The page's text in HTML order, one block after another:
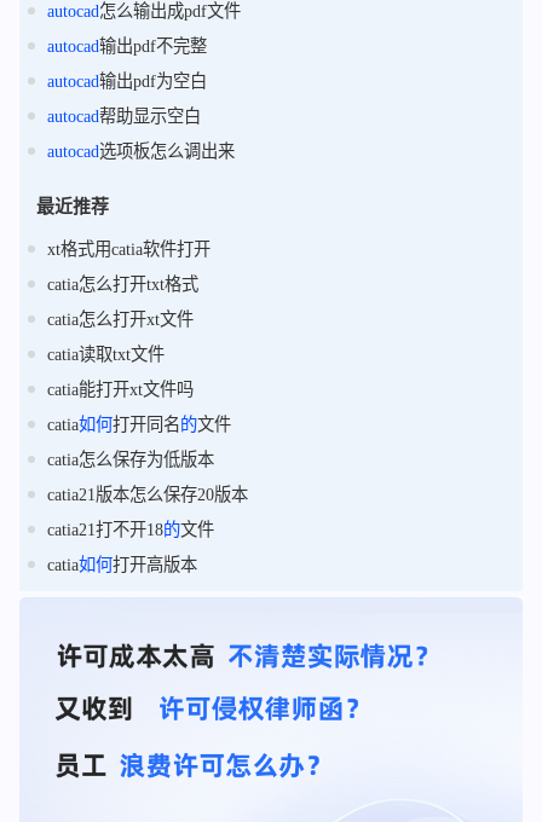
autocad怎么输出成pdf文件
autocad输出pdf不完整
autocad输出pdf为空白
autocad帮助显示空白
autocad选项板怎么调出来
最近推荐
xt格式用catia软件打开
catia怎么打开txt格式
catia怎么打开xt文件
catia读取txt文件
catia能打开xt文件吗
catia如何打开同名的文件
catia怎么保存为低版本
catia21版本怎么保存20版本
catia21打不开18的文件
catia如何打开高版本